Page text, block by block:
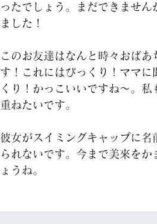
ったでしょう。まだできませ
ました！
このお友達はなんと時々おば
す！これにはびっくり！ママ
くり！かっこいいですね～。
重ねたいです。
彼女がスイミングキャップに
られないです。今まで美來を
ょうね。